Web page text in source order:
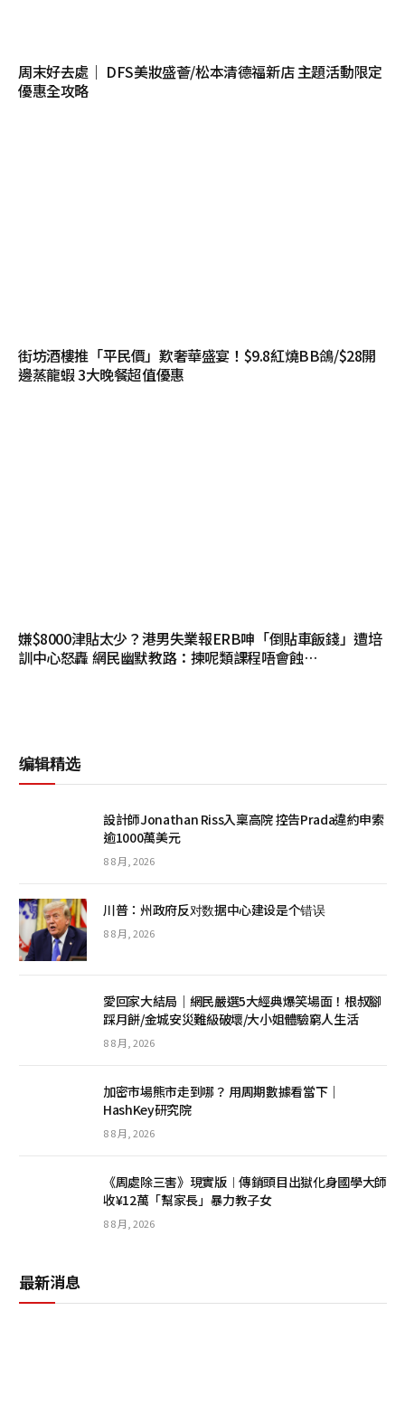
周末好去處｜ DFS美妝盛薈/松本清德福新店 主題活動限定
優惠全攻略
街坊酒樓推「平民價」歎奢華盛宴！$9.8紅燒BB鴿/$28開
邊蒸龍蝦 3大晚餐超值優惠
嫌$8000津貼太少？港男失業報ERB呻「倒貼車飯錢」遭培
訓中心怒轟 網民幽默教路：揀呢類課程唔會蝕…
编辑精选
設計師Jonathan Riss入稟高院 控告Prada違約申索
逾1000萬美元
8 8 月, 2026
川普：州政府反对数据中心建设是个错误
8 8 月, 2026
愛回家大結局｜網民嚴選5大經典爆笑場面！根叔腳
踩月餅/金城安災難級破壞/大小姐體驗窮人生活
8 8 月, 2026
加密市場熊市走到哪？ 用周期數據看當下｜
HashKey研究院
8 8 月, 2026
《周處除三害》現實版︱傳銷頭目出獄化身國學大師
收¥12萬「幫家長」暴力教子女
8 8 月, 2026
最新消息